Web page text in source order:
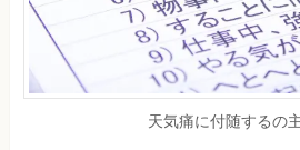
天気痛に付随するの